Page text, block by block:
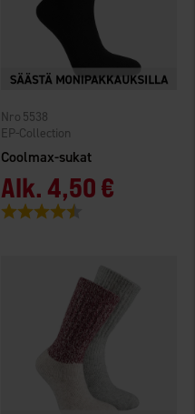
Coolmax-sukat
EP-Collection
5538
Alk. 4,50 €
Arvio: